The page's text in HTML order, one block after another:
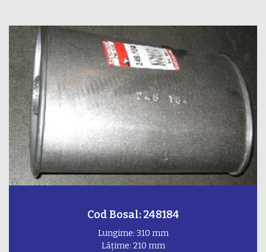
Cod Bosal: 248184
Lungime: 310 mm
Lățime: 210 mm